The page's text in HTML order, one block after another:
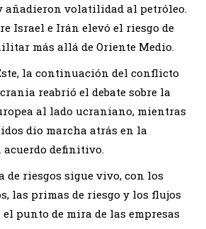
añadieron volatilidad al petróleo.
Israel e Irán elevó el riesgo de
más allá de Oriente Medio.
la continuación del conflicto
reabrió el debate sobre la
al lado ucraniano, mientras
dio marcha atrás en la
acuerdo definitivo.
de riesgos sigue vivo, con los
las primas de riesgo y los flujos
punto de mira de las empresas